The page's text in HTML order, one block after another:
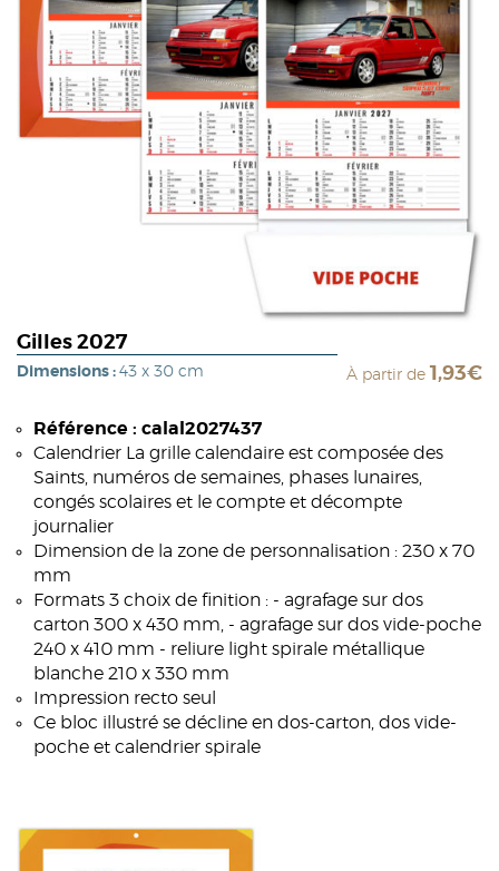
Gilles 2027
Dimensions : 43 x 30 cm À partir de 1,93€
Référence : calal2027437
Calendrier La grille calendaire est composée des
Saints, numéros de semaines, phases lunaires,
congés scolaires et le compte et décompte
journalier
Dimension de la zone de personnalisation : 230 x 70
mm
Formats 3 choix de finition : - agrafage sur dos
carton 300 x 430 mm, - agrafage sur dos vide-poche
240 x 410 mm - reliure light spirale métallique
blanche 210 x 330 mm
Impression recto seul
Ce bloc illustré se décline en dos-carton, dos vide-
poche et calendrier spirale